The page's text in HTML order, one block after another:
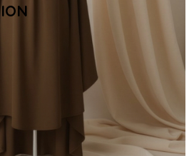
hyaluronic serum